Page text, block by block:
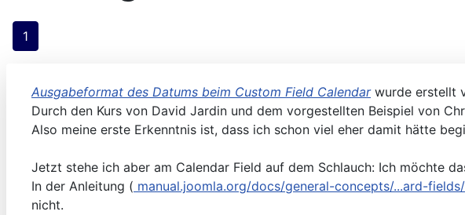
1
Ausgabeformat des Datums beim Custom Field Calendarwurde erstellt
Durch den Kurs von David Jardin und dem vorgestellten Beispiel von
Also meine erste Erkenntnis ist, dass ich schon viel eher damit hätte
Jetzt stehe ich aber am Calendar Field auf dem Schlauch: Ich möchte
In der Anleitung ( manual.joomla.org/docs/general-concepts/...ard-
nicht.